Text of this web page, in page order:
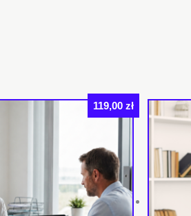
119,00 zł